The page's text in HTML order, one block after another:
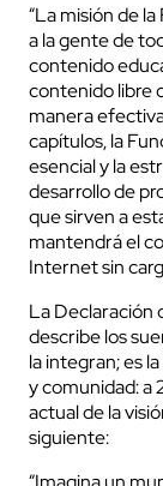
“La misión de
a la gente de
contenido
contenido libre
manera
capítulos, la
esencial y la
desarrollo de
que sirven a
mantendrá el
Internet sin
La Declaración
describe los
la integran; es
y comunidad: a
actual de la
siguiente: